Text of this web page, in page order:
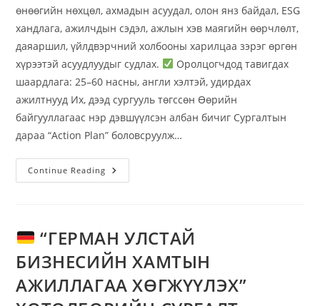
өнөөгийн нөхцөл, ахмадын асуудал, олон янз байдал, ESG
хандлага, ажилчдын сэдэл, ажлын хэв маягийн өөрчлөлт,
даяаршил, үйлдвэрчний холбооны харилцаа зэрэг өргөн
хүрээтэй асуудлуудыг судлах.
Оролцогчдод тавигдах
шаардлага: 25–60 насны, англи хэлтэй, удирдах
ажилтнууд Их, дээд сургууль төгссөн Өөрийн
байгууллагаас нэр дэвшүүлсэн албан бичиг Сургалтын
дараа “Action Plan” боловсруулж…
Continue Reading
“ГЕРМАН УЛСТАЙ
БИЗНЕСИЙН ХАМТЫН
АЖИЛЛАГАА ХӨГЖҮҮЛЭХ”